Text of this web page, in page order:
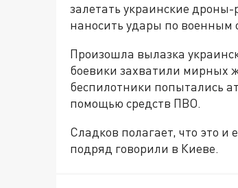
залетать украинские
наносить удары по военным
Произошла вылазка
боевики захватили мирных
беспилотники попытались
помощью средств ПВО.
Сладков полагает, что это и
подряд говорили в Киеве.